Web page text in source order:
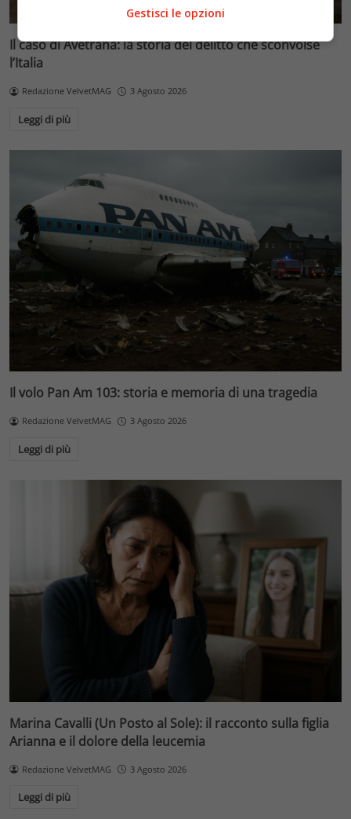
Il caso di Avetrana: la storia del delitto che sconvolse
l’Italia
Redazione VelvetMAG 3 Agosto 2026
Leggi di più
Il volo Pan Am 103: storia e memoria di una tragedia
Redazione VelvetMAG 3 Agosto 2026
Leggi di più
Marina Cavalli (Un Posto al Sole): il racconto sulla figlia
Arianna e il dolore della leucemia
Redazione VelvetMAG 3 Agosto 2026
Leggi di più
Gestisci le opzioni